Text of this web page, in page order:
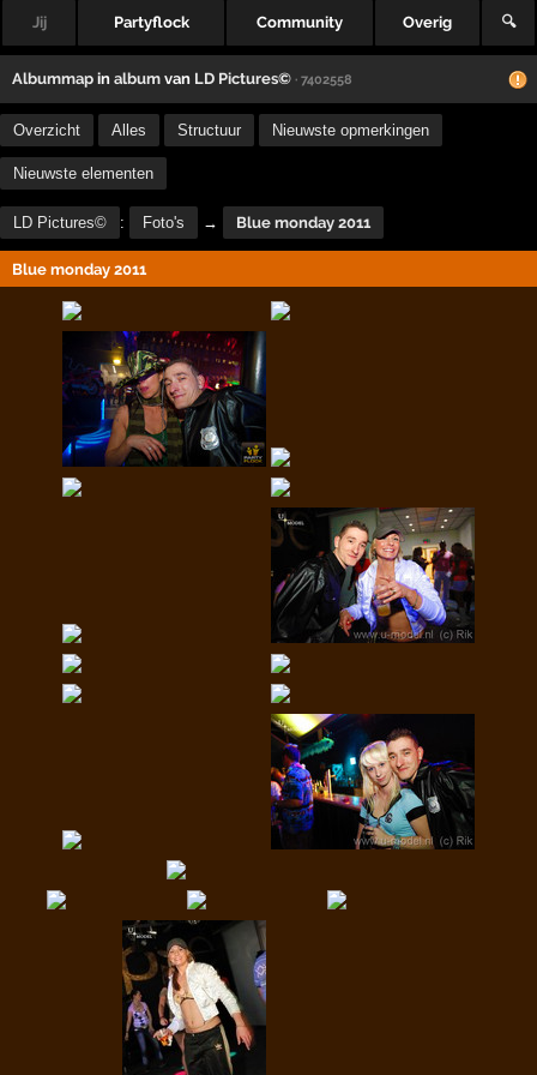
Jij Partyflock Community Overig 🔍
Albummap inalbum van LD Pictures© · 7402558
Overzicht Alles Structuur Nieuwste opmerkingen
Nieuwste elementen
LD Pictures© : Foto's → Blue monday 2011
Blue monday 2011